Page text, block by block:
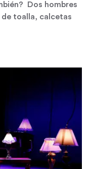
Dos hombres
toalla, calcetas